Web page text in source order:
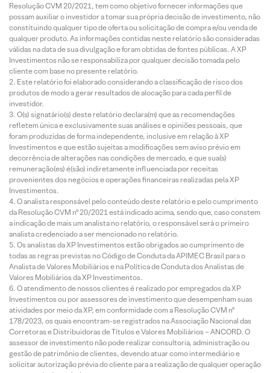
Resolução CVM 20/2021, tem como objetivo fornecer informações que
possam auxiliar o investidor a tomar sua própria decisão de investimento, não
constituindo qualquer tipo de oferta ou solicitação de compra e/ou venda de
qualquer produto. As informações contidas neste relatório são consideradas
válidas na data de sua divulgação e foram obtidas de fontes públicas. A XP
Investimentos não se responsabiliza por qualquer decisão tomada pelo
cliente com base no presente relatório.
Este relatório foi elaborado considerando a classificação de risco dos
produtos de modo a gerar resultados de alocação para cada perfil de
investidor.
O(s) signatário(s) deste relatório declara(m) que as recomendações
refletem única e exclusivamente suas análises e opiniões pessoais, que
foram produzidas de forma independente, inclusive em relação à XP
Investimentos e que estão sujeitas a modificações sem aviso prévio em
decorrência de alterações nas condições de mercado, e que sua(s)
remuneração(es) é(são) indiretamente influenciada por receitas
provenientes dos negócios e operações financeiras realizadas pela XP
Investimentos.
O analista responsável pelo conteúdo deste relatório e pelo cumprimento
da Resolução CVM nº 20/2021 está indicado acima, sendo que, caso constem
a indicação de mais um analista no relatório, o responsável será o primeiro
analista credenciado a ser mencionado no relatório.
Os analistas da XP Investimentos estão obrigados ao cumprimento de
todas as regras previstas no Código de Conduta da APIMEC Brasil para o
Analista de Valores Mobiliários e na Política de Conduta dos Analistas de
Valores Mobiliários da XP Investimentos.
O atendimento de nossos clientes é realizado por empregados da XP
Investimentos ou por assessores de investimento que desempenham suas
atividades por meio da XP, em conformidade com a Resolução CVM nº
178/2023, os quais encontram-se registrados na Associação Nacional das
Corretoras e Distribuidoras de Títulos e Valores Mobiliários – ANCORD. O
assessor de investimento não pode realizar consultoria, administração ou
gestão de patrimônio de clientes, devendo atuar como intermediário e
solicitar autorização prévia do cliente para a realização de qualquer operação